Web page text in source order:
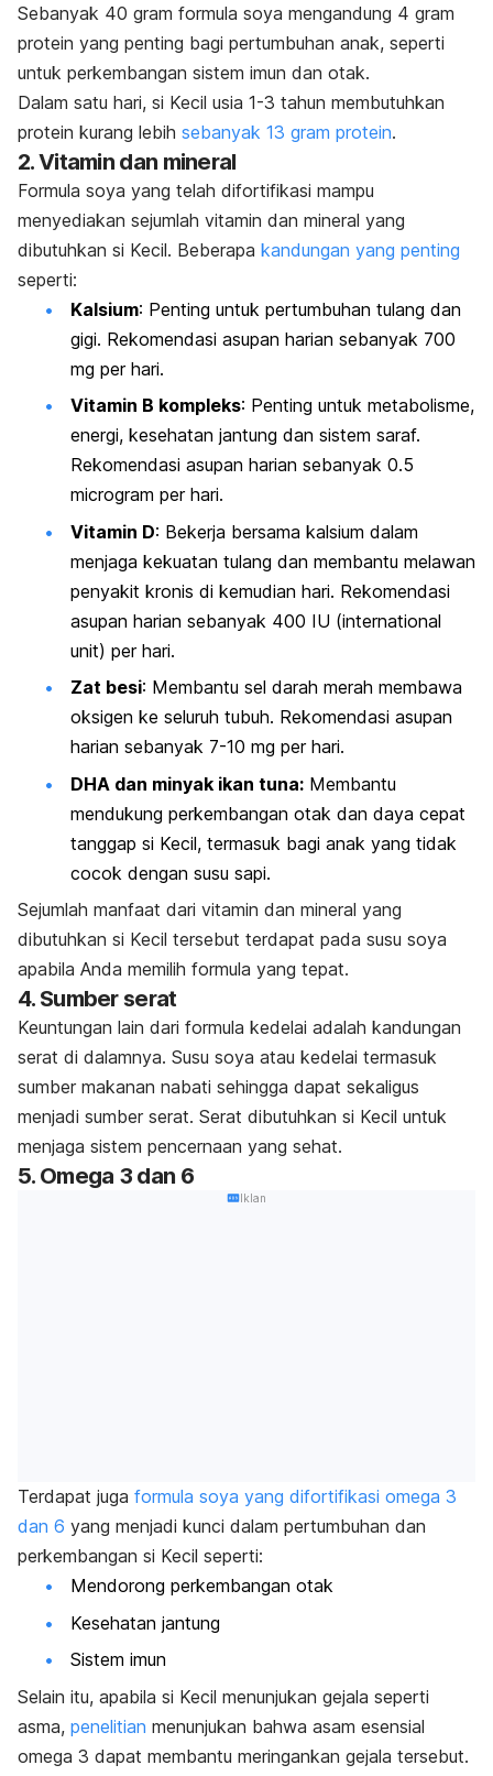
Sebanyak 40 gram formula soya mengandung 4 gram
protein yang penting bagi pertumbuhan anak, seperti
untuk perkembangan sistem imun dan otak.
Dalam satu hari, si Kecil usia 1-3 tahun membutuhkan
protein kurang lebih sebanyak 13 gram protein.
2. Vitamin dan mineral
Formula soya yang telah difortifikasi mampu
menyediakan sejumlah vitamin dan mineral yang
dibutuhkan si Kecil. Beberapa kandungan yang penting
seperti:
Kalsium: Penting untuk pertumbuhan tulang dan
gigi. Rekomendasi asupan harian sebanyak 700
mg per hari.
Vitamin B kompleks: Penting untuk metabolisme,
energi, kesehatan jantung dan sistem saraf.
Rekomendasi asupan harian sebanyak 0.5
microgram per hari.
Vitamin D: Bekerja bersama kalsium dalam
menjaga kekuatan tulang dan membantu melawan
penyakit kronis di kemudian hari. Rekomendasi
asupan harian sebanyak 400 IU (international
unit) per hari.
Zat besi: Membantu sel darah merah membawa
oksigen ke seluruh tubuh. Rekomendasi asupan
harian sebanyak 7-10 mg per hari.
DHA dan minyak ikan tuna: Membantu
mendukung perkembangan otak dan daya cepat
tanggap si Kecil, termasuk bagi anak yang tidak
cocok dengan susu sapi.
Sejumlah manfaat dari vitamin dan mineral yang
dibutuhkan si Kecil tersebut terdapat pada susu soya
apabila Anda memilih formula yang tepat.
4. Sumber serat
Keuntungan lain dari formula kedelai adalah kandungan
serat di dalamnya. Susu soya atau kedelai termasuk
sumber makanan nabati sehingga dapat sekaligus
menjadi sumber serat. Serat dibutuhkan si Kecil untuk
menjaga sistem pencernaan yang sehat.
5. Omega 3 dan 6
Iklan
Terdapat juga formula soya yang difortifikasi omega 3
dan 6 yang menjadi kunci dalam pertumbuhan dan
perkembangan si Kecil seperti:
Mendorong perkembangan otak
Kesehatan jantung
Sistem imun
Selain itu, apabila si Kecil menunjukan gejala seperti
asma, penelitian menunjukan bahwa asam esensial
omega 3 dapat membantu meringankan gejala tersebut.